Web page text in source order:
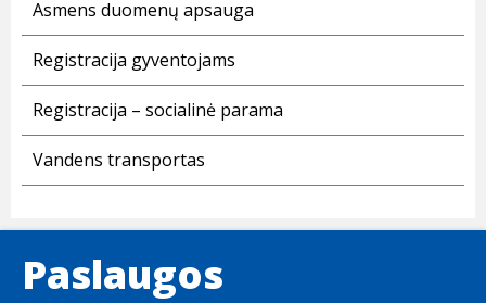
Asmens duomenų apsauga
Registracija gyventojams
Registracija – socialinė parama
Vandens transportas
Paslaugos